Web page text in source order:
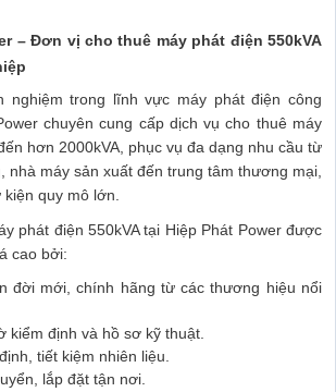
– Đơn vị cho thuê máy phát điện 550kVA
nghiệm trong lĩnh vực máy phát điện công
chuyên cung cấp dịch vụ cho thuê máy
hơn 2000kVA, phục vụ đa dạng nhu cầu từ
nhà máy sản xuất đến trung tâm thương mại,
quy mô lớn.
phát điện 550kVA tại Hiệp Phát Power được
cao bởi:
đời mới, chính hãng từ các thương hiệu nổi
kiểm định và hồ sơ kỹ thuật.
tiết kiệm nhiên liệu.
lắp đặt tận nơi.